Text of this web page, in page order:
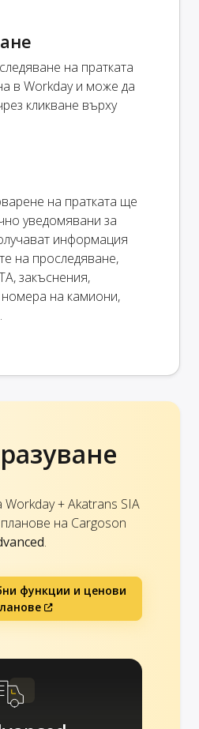
на пратката
в Workday и може да
кликване върху
на пратката ще
уведомявани за
информация
на проследяване,
закъснения,
на камиони,
Workday + Akatrans SIA
на Cargoson
.
функции и ценови